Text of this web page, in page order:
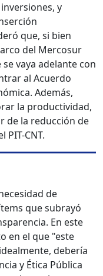
y
que, si bien
del Mercosur
vaya adelante con
al Acuerdo
Además,
la productividad,
de la reducción de
CNT.
de
que subrayó
En este
en el que "este
debería
y Ética Pública